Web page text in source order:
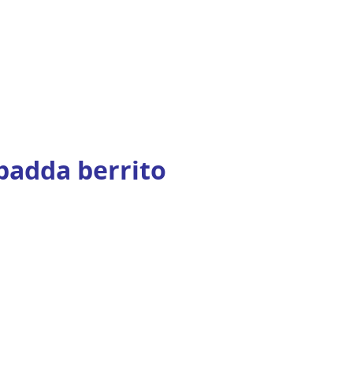
berrito